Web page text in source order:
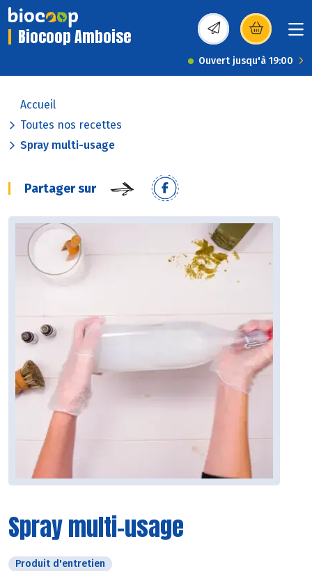
Biocoop Amboise (s’ouvre dans une
Ouvert jusqu'à 19:00
Accueil
Toutes nos recettes
Spray multi-usage
Partager sur
Spray multi-usage
Produit d'entretien